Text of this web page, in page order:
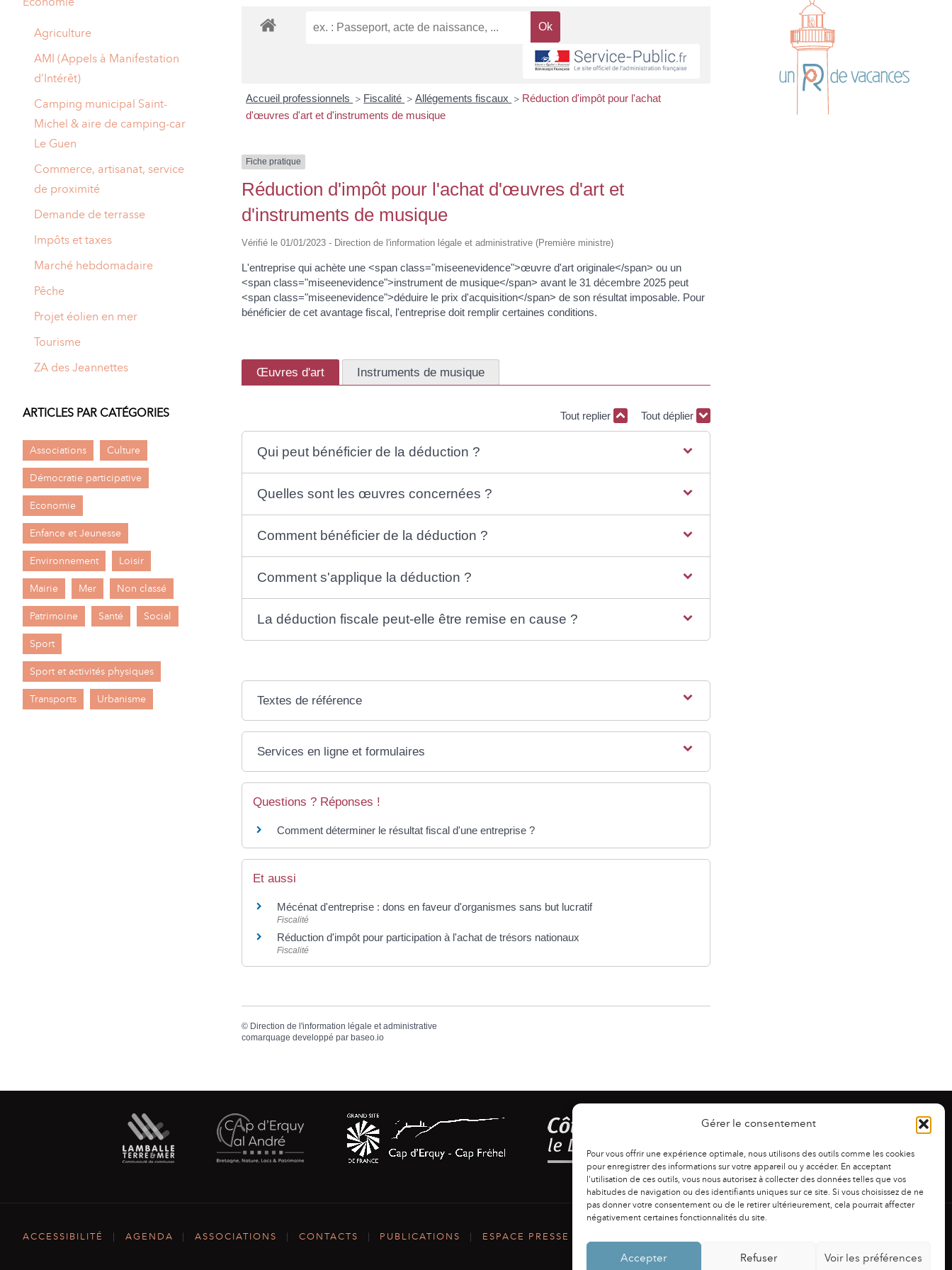
Gérer le consentement
Pour vous offrir une expérience optimale, nous utilisons des outils comme les cookies
pour enregistrer des informations sur votre appareil ou y accéder. En acceptant
l'utilisation de ces outils, vous nous autorisez à collecter des données telles que vos
habitudes de navigation ou des identifiants uniques sur ce site. Si vous choisissez de ne
pas donner votre consentement ou de le retirer ultérieurement, cela pourrait affecter
négativement certaines fonctionnalités du site.
Accepter Refuser Voir les préférences
Accueil professionnels > Fiscalité > Allégements fiscaux > Réduction d'impôt pour l'achat
d'œuvres d'art et d'instruments de musique
Fiche pratique
Réduction d'impôt pour l'achat d'œuvres d'art et
d'instruments de musique
Vérifié le 01/01/2023 - Direction de l'information légale et administrative (Première ministre)
L'entreprise qui achète une <span class="miseenevidence">œuvre d'art originale</span> ou un
<span class="miseenevidence">instrument de musique</span> avant le 31 décembre 2025 peut
<span class="miseenevidence">déduire le prix d'acquisition</span> de son résultat imposable. Pour
bénéficier de cet avantage fiscal, l'entreprise doit remplir certaines conditions.
Œuvres d'art Instruments de musique
Tout replier Tout déplier
Qui peut bénéficier de la déduction ?
Quelles sont les œuvres concernées ?
Comment bénéficier de la déduction ?
Comment s'applique la déduction ?
La déduction fiscale peut-elle être remise en cause ?
Textes de référence
Services en ligne et formulaires
Questions ? Réponses !
Comment déterminer le résultat fiscal d'une entreprise ?
Et aussi
Mécénat d'entreprise : dons en faveur d'organismes sans but lucratif
Fiscalité
Réduction d'impôt pour participation à l'achat de trésors nationaux
Fiscalité
© Direction de l'information légale et administrative
comarquage developpé par baseo.io
Agriculture
AMI (Appels à Manifestation
d’Intérêt)
Camping municipal Saint-
Michel & aire de camping-car
Le Guen
Commerce, artisanat, service
de proximité
Demande de terrasse
Impôts et taxes
Marché hebdomadaire
Pêche
Projet éolien en mer
Tourisme
ZA des Jeannettes
ARTICLES PAR CATÉGORIES
Associations Culture
Démocratie participative
Economie
Enfance et Jeunesse
Environnement Loisir
Mairie Mer Non classé
Patrimoine Santé Social
Sport
Sport et activités physiques
Transports Urbanisme
ACCESSIBILITÉ | AGENDA | ASSOCIATIONS | CONTACTS | PUBLICATIONS | ESPACE PRESSE